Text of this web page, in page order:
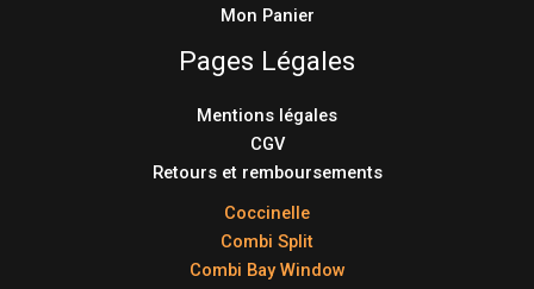
Mon Panier
Pages Légales
Mentions légales
CGV
Retours et remboursements
Coccinelle
Combi Split
Combi Bay Window